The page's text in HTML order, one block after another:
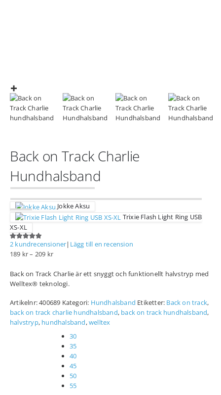
Back on Track Charlie
Hundhalsband
Jokke Aksu
Trixie Flash Light Ring USB
XS-XL
5.00out of 5
2 kundrecensioner| Lägg till en recension
189 kr– 209 kr
Back on Track Charlie är ett snyggt och funktionellt halvstryp med
Welltex® teknologi.
Artikelnr:400689 Kategori: Hundhalsband Etiketter: Back on track,
back on track charlie hundhalsband, back on track hundhalsband,
halvstryp, hundhalsband,welltex
30
35
40
45
50
55